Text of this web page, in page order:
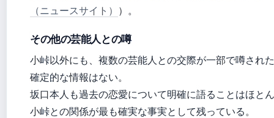
（ニュースサイト） ）。
その他の芸能人との噂
小峠以外にも、複数の芸能人との交際が一部で噂され
確定的な情報はない。
坂口本人も過去の恋愛について明確に語ることはほと
小峠との関係が最も確実な事実として残っている。